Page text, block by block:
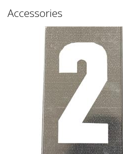
Accessories